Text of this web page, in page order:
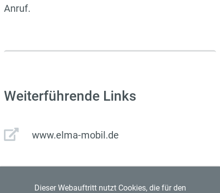
Anruf.
Weiterführende Links
www.elma-mobil.de
Dieser Webauftritt nutzt Cookies, die für den